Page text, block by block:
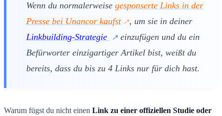
Wenn du normalerweise gesponserte Links in der
Presse bei Unancor kaufst
, um sie in deiner
Linkbuilding-Strategie
einzufügen und du ein
Befürworter einzigartiger Artikel bist, weißt du
bereits, dass du bis zu 4 Links nur für dich hast.
Warum fügst du nicht einen Link zu einer offiziellen Studie oder